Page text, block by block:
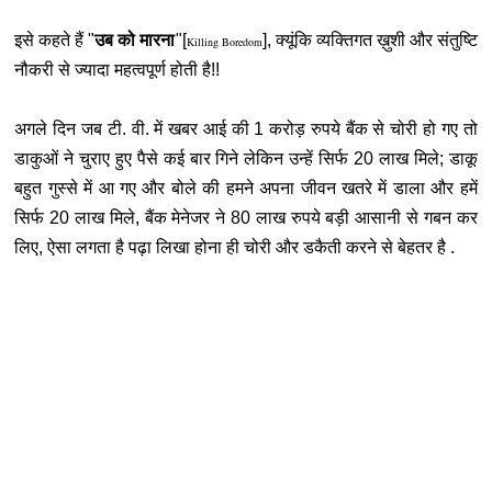
इसे कहते हैं "उब को मारना"[Killing Boredom], क्यूंकि व्यक्तिगत ख़ुशी और संतुष्टि
नौकरी से ज्यादा महत्वपूर्ण होती है!!
अगले दिन जब टी. वी. में खबर आई की 1 करोड़ रुपये बैंक से चोरी हो गए तो
डाकुओं ने चुराए हुए पैसे कई बार गिने लेकिन उन्हें सिर्फ 20 लाख मिले; डाकू
बहुत गुस्से में आ गए और बोले की हमने अपना जीवन खतरे में डाला और हमें
सिर्फ 20 लाख मिले, बैंक मेनेजर ने 80 लाख रुपये बड़ी आसानी से गबन कर
लिए, ऐसा लगता है पढ़ा लिखा होना ही चोरी और डकैती करने से बेहतर है .